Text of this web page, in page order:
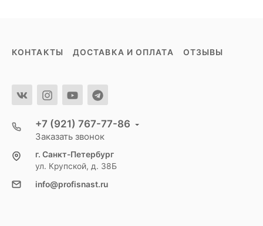
КОНТАКТЫ ДОСТАВКА И ОПЛАТА ОТЗЫВЫ
+7 (921) 767-77-86
Заказать звонок
г. Санкт-Петербург
ул. Крупской, д. 38Б
info@profisnast.ru